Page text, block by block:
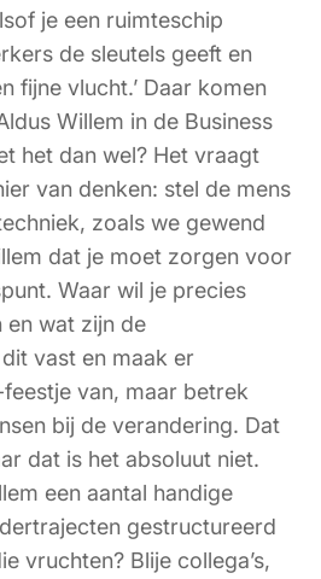
je een ruimteschip
de sleutels geeft en
fijne vlucht.’ Daar komen
Willem in de Business
het dan wel? Het vraagt
van denken: stel de mens
zoals we gewend
dat je moet zorgen voor
Waar wil je precies
en wat zijn de
vast en maak er
van, maar betrek
bij de verandering. Dat
dat is het absoluut niet.
een aantal handige
gestructureerd
vruchten? Blije collega’s,